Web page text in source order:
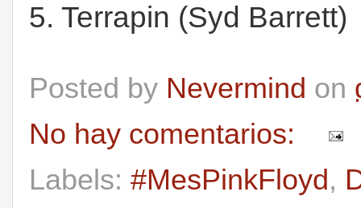
5. Terrapin (Syd Barrett)
Posted by Nevermind on
No hay comentarios:
Labels: #MesPinkFloyd,